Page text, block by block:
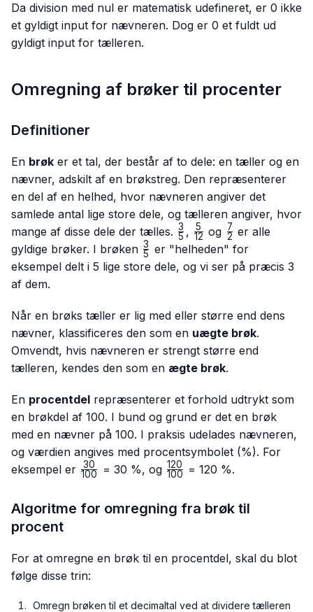
Da division med nul er matematisk udefineret, er 0 ikke
et gyldigt input for nævneren. Dog er 0 et fuldt ud
gyldigt input for tælleren.
Omregning af brøker til procenter
Definitioner
En brøk er et tal, der består af to dele: en tæller og en
nævner, adskilt af en brøkstreg. Den repræsenterer
en del af en helhed, hvor nævneren angiver det
samlede antal lige store dele, og tælleren angiver, hvor
mange af disse dele der tælles. \frac{3}
{5}
5
3 , \frac{5}
{12}
12
5 og \frac{7}
{2}
2
7 er alle
gyldige brøker. I brøken \frac{3}
{5}
5
3 er "helheden" for
eksempel delt i 5 lige store dele, og vi ser på præcis 3
af dem.
Når en brøks tæller er lig med eller større end dens
nævner, klassificeres den som en uægte brøk.
Omvendt, hvis nævneren er strengt større end
tælleren, kendes den som en ægte brøk.
En procentdel repræsenterer et forhold udtrykt som
en brøkdel af 100. I bund og grund er det en brøk
med en nævner på 100. I praksis udelades nævneren,
og værdien angives med procentsymbolet (%). For
eksempel er \frac{30}
100
30 = 30 %, og \frac{120}
100
120 = 120 %.
Algoritme for omregning fra brøk til
procent
For at omregne en brøk til en procentdel, skal du blot
følge disse trin:
Omregn brøken til et decimaltal ved at dividere tælleren